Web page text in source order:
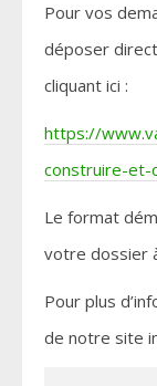
Pour vos
déposer
cliquant ici :
https://
construire-et-
Le format
votre dossier
Pour plus
de notre site